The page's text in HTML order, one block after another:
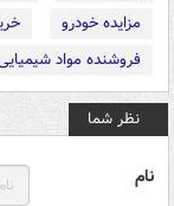
مزایده خودرو
فروشنده مواد
نظر شما
نام